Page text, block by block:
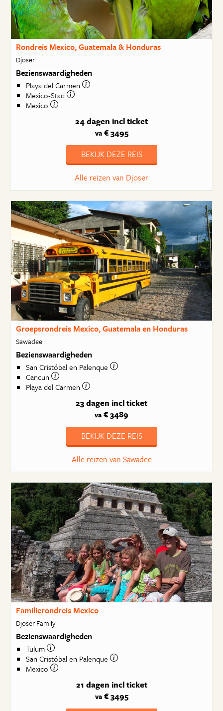
Rondreis Mexico, Guatemala & Honduras
Djoser
Bezienswaardigheden
Playa del Carmen
Mexico-Stad
Mexico
24 dagen incl ticket
va€ 3495
BEKIJK DEZE REIS
Alle reizen van Djoser
Groepsrondreis Mexico, Guatemala en Honduras
Sawadee
Bezienswaardigheden
San Cristóbal en Palenque
Cancun
Playa del Carmen
23 dagen incl ticket
va € 3489
BEKIJK DEZE REIS
Alle reizen van Sawadee
Familierondreis Mexico
Djoser Family
Bezienswaardigheden
Tulum
San Cristóbal en Palenque
Mexico
21 dagen incl ticket
va€ 3495